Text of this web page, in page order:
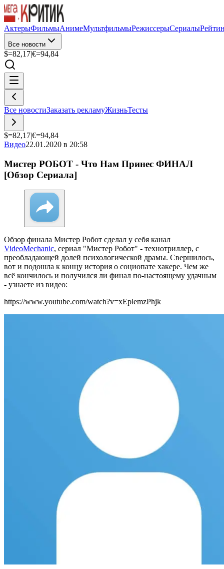
АктерыФильмыАнимеМультфильмыРежиссерыСериалы
Все новости
$=82,17|€=94,84
Все новостиЗаказать рекламуЖизньТесты
$=82,17|€=94,84
Видео22.01.2020 в 20:58
Мистер РОБОТ - Что Нам Принес ФИНАЛ
[Обзор Сериала]
Обзор финала Мистер Робот сделал у себя канал
VideoMechanic, сериал "Мистер Робот" - технотриллер, с
преобладающей долей психологической драмы. Свершилось,
вот и подошла к концу история о социопате хакере. Чем же
всё кончилось и получился ли финал по-настоящему удачным
- узнаете из видео:
https://www.youtube.com/watch?v=xEplemzPhjk